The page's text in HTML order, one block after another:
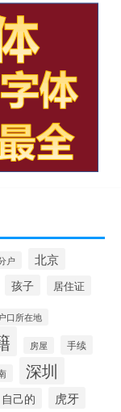
户 北京
孩子 居住证
户口所在地
房屋 手续
深圳
自己的 虎牙